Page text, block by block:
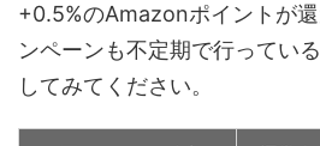
+0.5%のAmazonポイントが
ンペーンも不定期で行ってい
してみてください。